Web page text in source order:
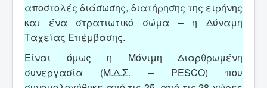
αποστολές διάσωσης, διατήρησης της ειρήνης
και ένα στρατιωτικό σώμα – η Δύναμη
Ταχείας Επέμβασης.
Είναι όμως η Μόνιμη Διαρθρωμένη
συνεργασία (Μ.Δ.Σ. – PESCO) που